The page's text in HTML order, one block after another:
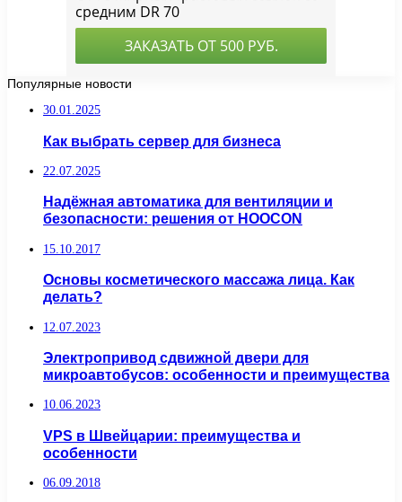
Популярные новости
30.01.2025
Как выбрать сервер для бизнеса
22.07.2025
Надёжная автоматика для вентиляции и
безопасности: решения от HOOCON
15.10.2017
Основы косметического массажа лица. Как
делать?
12.07.2023
Электропривод сдвижной двери для
микроавтобусов: особенности и преимущества
10.06.2023
VPS в Швейцарии: преимущества и
особенности
06.09.2018